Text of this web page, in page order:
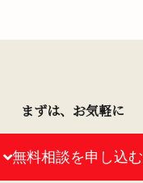
まずは、お気軽に
無料相談を申し込む